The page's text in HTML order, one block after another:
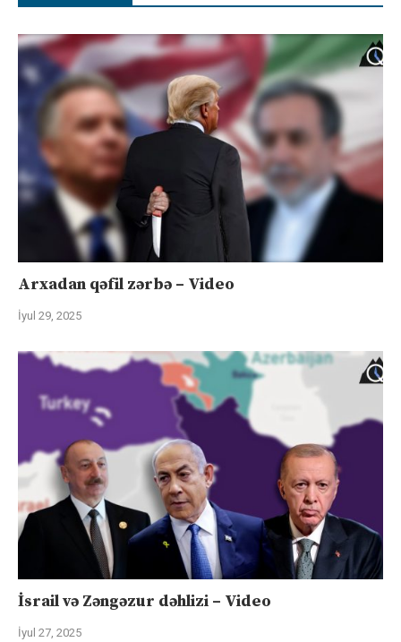
Arxadan qəfil zərbə – Video
İyul 29, 2025
İsrail və Zəngəzur dəhlizi – Video
İyul 27, 2025